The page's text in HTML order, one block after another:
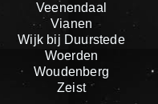
Veenendaal
Vianen
Wijk bij Duurstede
Woerden
Woudenberg
Zeist